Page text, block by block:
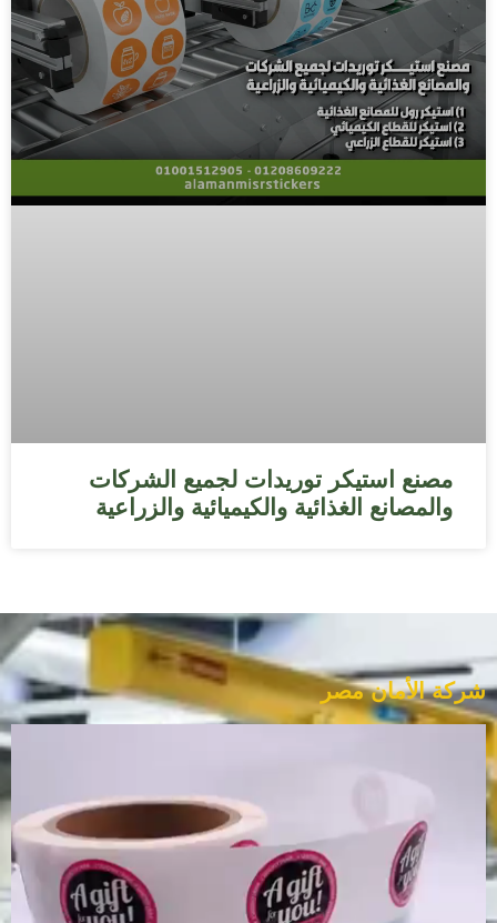
مصنع استيكر توريدات لجميع الشركات
والمصانع الغذائية والكيميائية والزراعية
شركة الأمان مصر